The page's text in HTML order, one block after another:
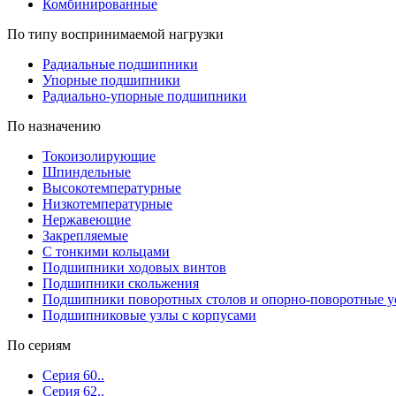
Комбинированные
По типу воспринимаемой нагрузки
Радиальные подшипники
Упорные подшипники
Радиально-упорные подшипники
По назначению
Токоизолирующие
Шпиндельные
Высокотемпературные
Низкотемпературные
Нержавеющие
Закрепляемые
С тонкими кольцами
Подшипники ходовых винтов
Подшипники скольжения
Подшипники поворотных столов и опорно-поворотные
Подшипниковые узлы с корпусами
По сериям
Серия 60..
Серия 62..